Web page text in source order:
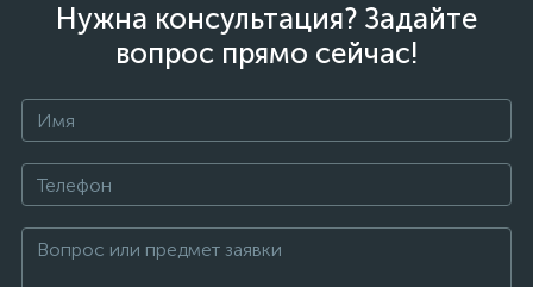
Нужна консультация? Задайте
вопрос прямо сейчас!